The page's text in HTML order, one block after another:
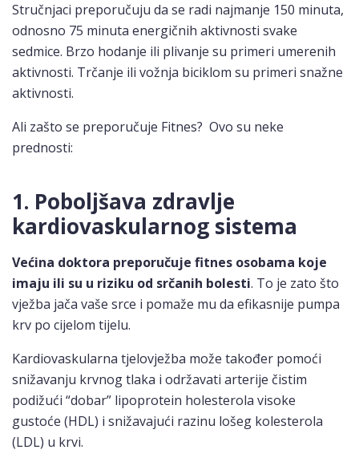
Stručnjaci preporučuju da se radi najmanje 150 minuta,
odnosno 75 minuta energičnih aktivnosti svake
sedmice. Brzo hodanje ili plivanje su primeri umerenih
aktivnosti. Trčanje ili vožnja biciklom su primeri snažne
aktivnosti.
Ali zašto se preporučuje Fitnes? Ovo su neke
prednosti:
1. Poboljšava zdravlje
kardiovaskularnog sistema
Većina doktora preporučuje fitnes osobama koje
imaju ili su u riziku od srčanih bolesti. To je zato što
vježba jača vaše srce i pomaže mu da efikasnije pumpa
krv po cijelom tijelu.
Kardiovaskularna tjelovježba može također pomoći
snižavanju krvnog tlaka i održavati arterije čistim
podižući “dobar” lipoprotein holesterola visoke
gustoće (HDL) i snižavajući razinu lošeg kolesterola
(LDL) u krvi.